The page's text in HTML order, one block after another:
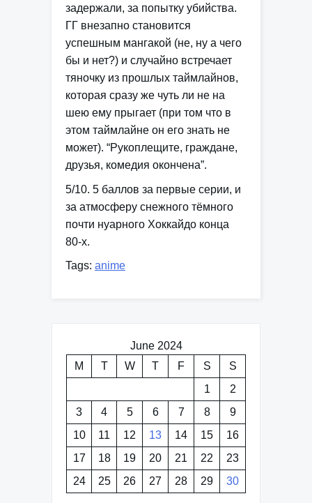
задержали, за попытку убийства.
ГГ внезапно становится
успешным мангакой (не, ну а чего
бы и нет?) и случайно встречает
тяночку из прошлых таймлайнов,
которая сразу же чуть ли не на
шею ему прыгает (при том что в
этом таймлайне он его знать не
может). “Рукоплещите, граждане,
друзья, комедия окончена”.
5/10. 5 баллов за первые серии, и
за атмосферу снежного тёмного
почти нуарного Хоккайдо конца
80-х.
Tags: anime
June 2024
M
T W T F S
S
1
2
3
4 5 6 7 8
9
10
11 12 13 14 15
16
17
18 19 20 21 22
23
24
25 26 27 28 29 30